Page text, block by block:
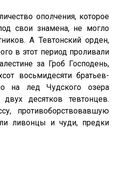
ополчения, которое
свои знамена, не могло
А Тевтонский орден,
в этот период проливали
за Гроб Господень,
восьмидесяти братьев-
на лед Чудского озера
десятков тевтонцев.
противоборствовавшую
ливонцы и чуди, предки